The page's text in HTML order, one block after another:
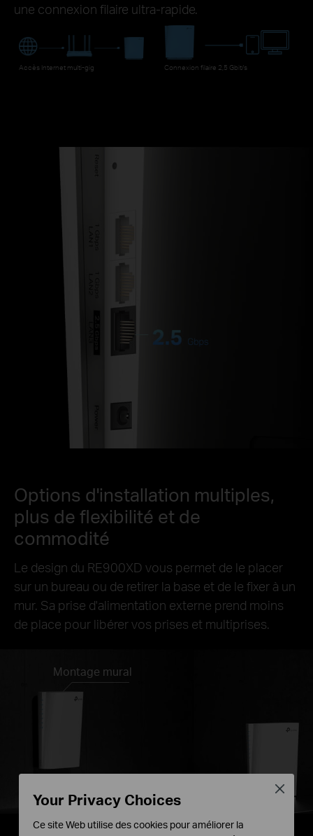
une connexion filaire ultra-rapide.
Accès Internet multi-gig Connexion filaire 2,5 Gbit/s
Options d'installation multiples,
plus de flexibilité et de
commodité
Le design du RE900XD vous permet de le placer
sur un bureau ou de retirer la base et de le fixer à un
mur. Sa prise d'alimentation externe prend moins
de place pour libérer vos prises et multiprises.
Montage mural
Bureau
Your Privacy Choices
Ce site Web utilise des cookies pour améliorer la
Close